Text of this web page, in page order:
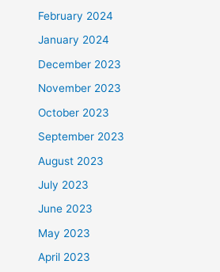
February 2024
January 2024
December 2023
November 2023
October 2023
September 2023
August 2023
July 2023
June 2023
May 2023
April 2023